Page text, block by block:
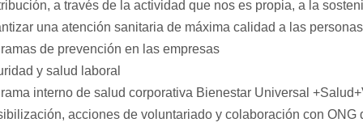
a través de la actividad que nos es propia, a la
una atención sanitaria de máxima calidad a las
de prevención en las empresas
y salud laboral
interno de salud corporativa Bienestar Universal
acciones de voluntariado y colaboración con ONG